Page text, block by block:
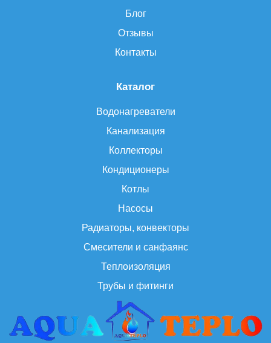
Каталог
Водонагреватели
Канализация
Коллекторы
Кондиционеры
Котлы
Насосы
Радиаторы, конвекторы
Смесители и санфаянс
Теплоизоляция
Трубы и фитинги
Блог
Отзывы
Контакты